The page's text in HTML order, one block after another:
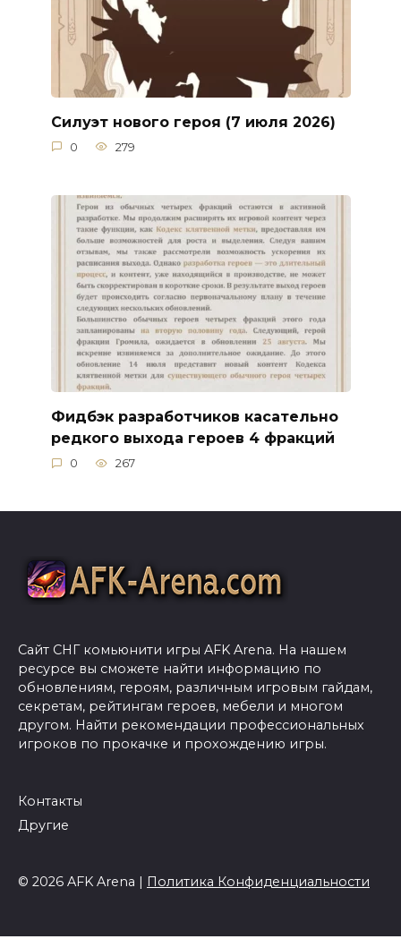
Силуэт нового героя (7 июля 2026)
0 279
Фидбэк разработчиков касательно
редкого выхода героев 4 фракций
0 267
Сайт СНГ комьюнити игры AFK Arena. На нашем
ресурсе вы сможете найти информацию по
обновлениям, героям, различным игровым гайдам,
секретам, рейтингам героев, мебели и многом
другом. Найти рекомендации профессиональных
игроков по прокачке и прохождению игры.
Контакты
Другие
© 2026 AFK Arena | Политика Конфиденциальности